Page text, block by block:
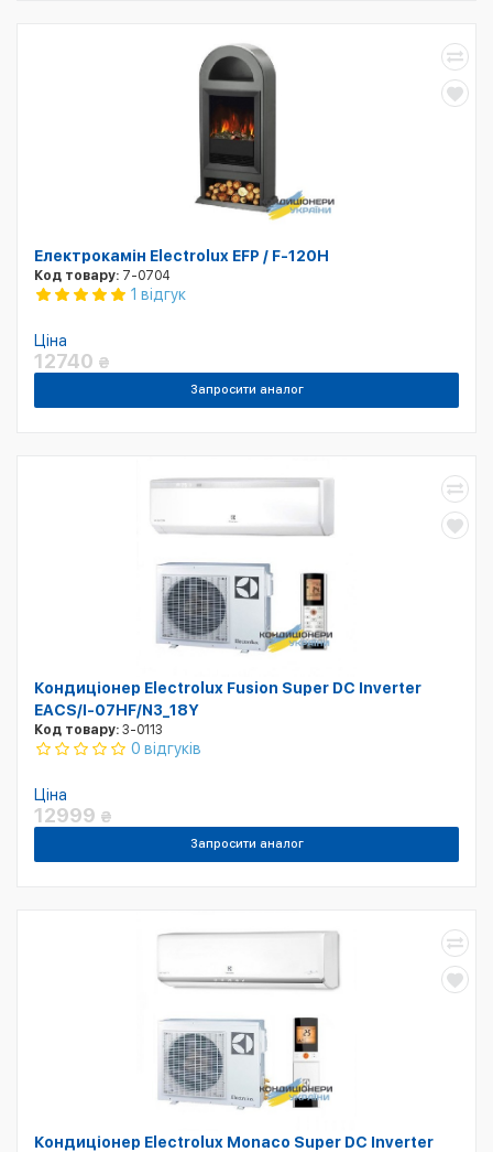
Електрокамін Electrolux EFP / F-120H
Код товару: 7-0704
1 відгук
Ціна
12740 ₴
Запросити аналог
Кондиціонер Electrolux Fusion Super DC Inverter
EACS/I-07HF/N3_18Y
Код товару: 3-0113
0 відгуків
Ціна
12999 ₴
Запросити аналог
Кондиціонер Electrolux Monaco Super DC Inverter